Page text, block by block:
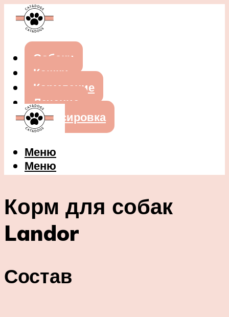
Собаки
Кошки
Кормление
Лечение
Дрессировка
Меню
Меню
Корм для собак
Landor
Состав